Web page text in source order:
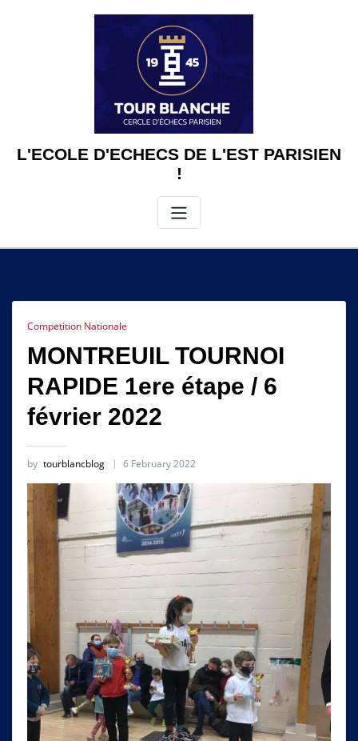
L'ECOLE D'ECHECS DE L'EST PARISIEN
!
Competition Nationale
MONTREUIL TOURNOI
RAPIDE 1ere étape / 6
février 2022
by tourblancblog 6 February 2022